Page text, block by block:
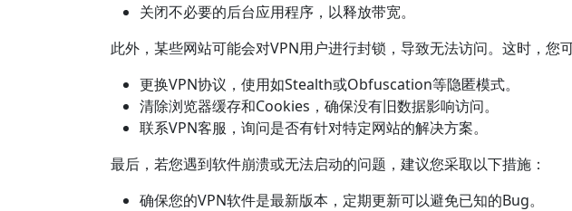
关闭不必要的后台应用程序，以释放带宽。
此外，某些网站可能会对VPN用户进行封锁，导致无法访问。这时，您
更换VPN协议，使用如Stealth或Obfuscation等隐匿模式。
清除浏览器缓存和Cookies，确保没有旧数据影响访问。
联系VPN客服，询问是否有针对特定网站的解决方案。
最后，若您遇到软件崩溃或无法启动的问题，建议您采取以下措施：
确保您的VPN软件是最新版本，定期更新可以避免已知的Bug。